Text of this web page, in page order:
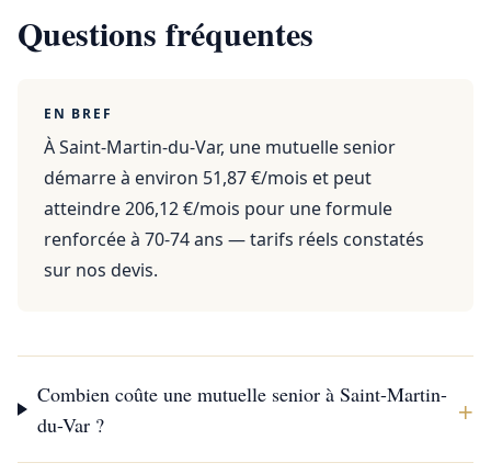
Questions fréquentes
EN BREF
À Saint-Martin-du-Var, une mutuelle senior
démarre à environ 51,87 €/mois et peut
atteindre 206,12 €/mois pour une formule
renforcée à 70-74 ans — tarifs réels constatés
sur nos devis.
Combien coûte une mutuelle senior à Saint-Martin-
du-Var ?
+